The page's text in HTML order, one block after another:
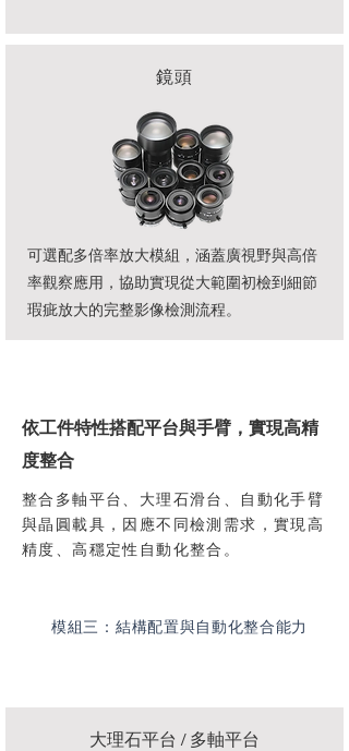
鏡頭
可選配多倍率放大模組，涵蓋廣視野與高倍
率觀察應用，協助實現從大範圍初檢到細節
瑕疵放大的完整影像檢測流程。
依工件特性搭配平台與手臂，實現高精
度整合
整合多軸平台、大理石滑台、自動化手臂
與晶圓載具，因應不同檢測需求，實現高
精度、高穩定性自動化整合。
​模組三：結構配置與自動化整合能力
大理石平台 / 多軸平台